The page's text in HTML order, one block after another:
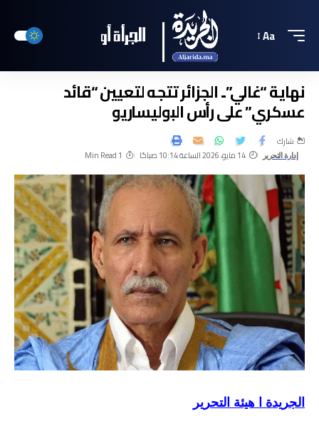
Aa
نهاية “غالي”.. الجزائر تتجه لتعيين “قائد
عسكري” على رأس البوليساريو
إدارة التحرير 14 مايو، 2026 الساعة 10:14 صباحًا 1 Min Read
شارك
الجريدة ا هيئة التحرير